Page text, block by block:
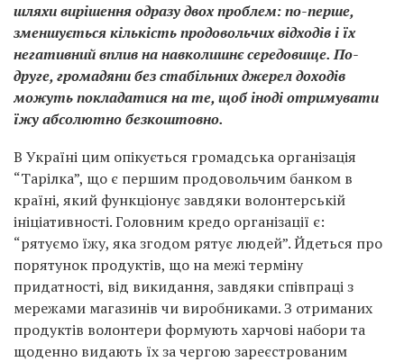
шляхи вирішення одразу двох проблем: по-перше,
зменшується кількість продовольчих відходів і їх
негативний вплив на навколишнє середовище. По-
друге, громадяни без стабільних джерел доходів
можуть покладатися на те, щоб іноді отримувати
їжу абсолютно безкоштовно.
В Україні цим опікується громадська організація
“Тарілка”, що є першим продовольчим банком в
країні, який функціонує завдяки волонтерській
ініціативності. Головним кредо організації є:
“рятуємо їжу, яка згодом рятує людей”. Йдеться про
порятунок продуктів, що на межі терміну
придатності, від викидання, завдяки співпраці з
мережами магазинів чи виробниками. З отриманих
продуктів волонтери формують харчові набори та
щоденно видають їх за чергою зареєстрованим